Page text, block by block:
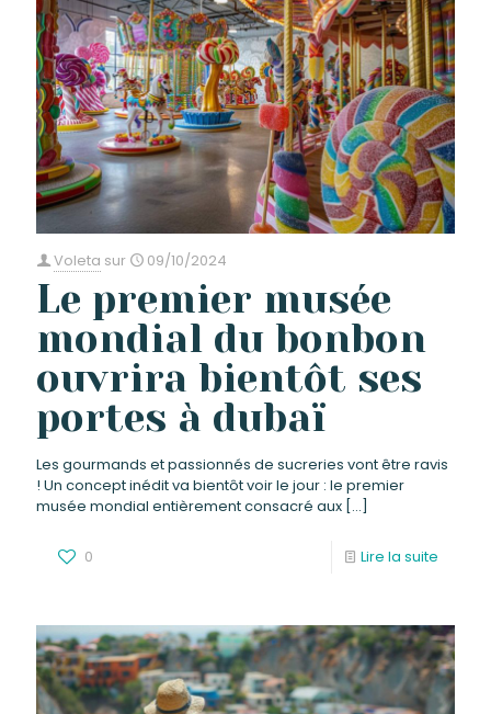
Voleta sur 09/10/2024
Le premier musée
mondial du bonbon
ouvrira bientôt ses
portes à dubaï
Les gourmands et passionnés de sucreries vont être ravis
! Un concept inédit va bientôt voir le jour : le premier
musée mondial entièrement consacré aux […]
0 Lire la suite